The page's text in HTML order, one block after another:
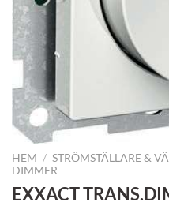
HEM / STRÖMSTÄLLARE &
DIMMER
EXXACT